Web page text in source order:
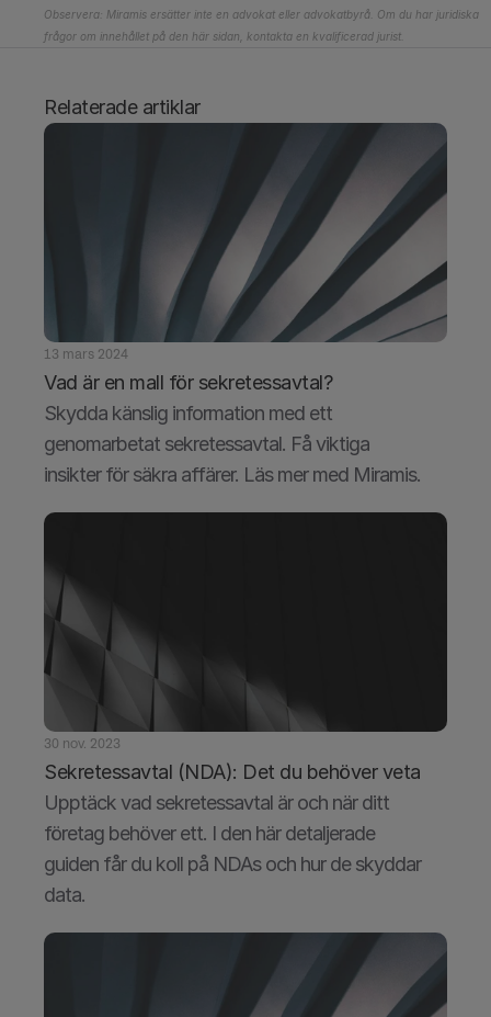
Observera: Miramis ersätter inte en advokat eller advokatbyrå. Om du har juridiska
frågor om innehållet på den här sidan, kontakta en kvalificerad jurist.
Relaterade artiklar
13 mars 2024
Vad är en mall för sekretessavtal?
Skydda känslig information med ett
genomarbetat sekretessavtal. Få viktiga
insikter för säkra affärer. Läs mer med Miramis.
30 nov. 2023
Sekretessavtal (NDA): Det du behöver veta
Upptäck vad sekretessavtal är och när ditt
företag behöver ett. I den här detaljerade
guiden får du koll på NDAs och hur de skyddar
data.